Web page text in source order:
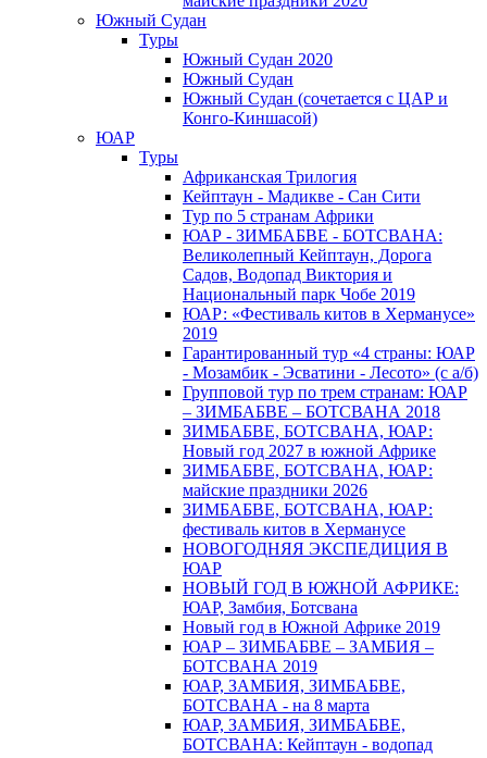
Южный Судан
Туры
Южный Cудан 2020
Южный Cудан
Южный Судан (сочетается с ЦАР и
Конго-Киншасой)
ЮАР
Туры
Африканская Трилогия
Кейптаун - Мадикве - Сан Сити
Тур по 5 странам Африки
ЮАР - ЗИМБАБВЕ - БОТСВАНА:
Великолепный Кейптаун, Дорога
Садов, Водопад Виктория и
Национальный парк Чобе 2019
ЮАР: «Фестиваль китов в Херманусе»
2019
Гарантированный тур «4 страны: ЮАР
- Мозамбик - Эсватини - Лесото» (с а/б)
Групповой тур по трем странам: ЮАР
– ЗИМБАБВЕ – БОТСВАНА 2018
ЗИМБАБВЕ, БОТСВАНА, ЮАР:
Новый год 2027 в южной Африке
ЗИМБАБВЕ, БОТСВАНА, ЮАР:
майские праздники 2026
ЗИМБАБВЕ, БОТСВАНА, ЮАР:
фестиваль китов в Херманусе
НОВОГОДНЯЯ ЭКСПЕДИЦИЯ В
ЮАР
НОВЫЙ ГОД В ЮЖНОЙ АФРИКЕ:
ЮАР, Замбия, Ботсвана
Новый год в Южной Африке 2019
ЮАР – ЗИМБАБВЕ – ЗАМБИЯ –
БОТСВАНА 2019
ЮАР, ЗАМБИЯ, ЗИМБАБВЕ,
БОТСВАНА - на 8 марта
ЮАР, ЗАМБИЯ, ЗИМБАБВЕ,
БОТСВАНА: Кейптаун - водопад